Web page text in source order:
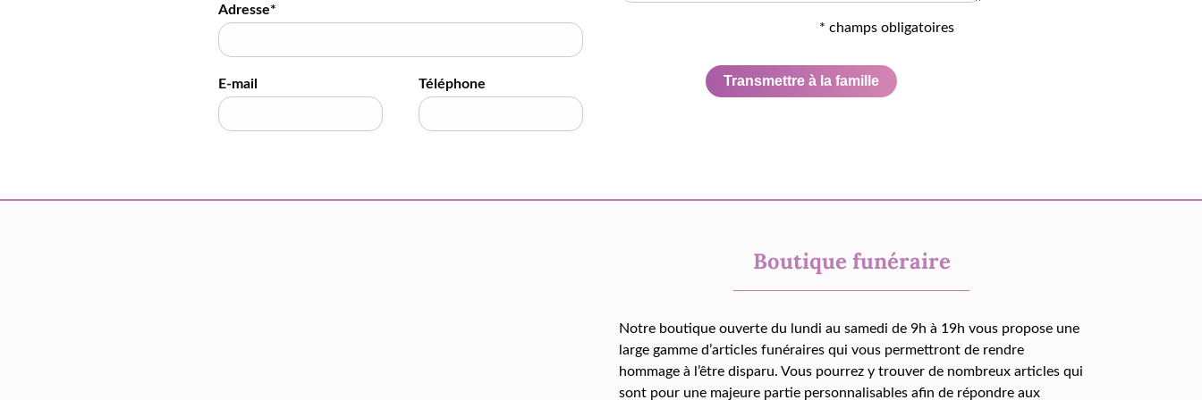
Adresse*
E-mail Téléphone
* champs obligatoires
Transmettre à la famille
Boutique funéraire
Notre boutique ouverte du lundi au samedi de 9h à 19h vous propose une
large gamme d’articles funéraires qui vous permettront de rendre
hommage à l’être disparu. Vous pourrez y trouver de nombreux articles qui
sont pour une majeure partie personnalisables afin de répondre aux